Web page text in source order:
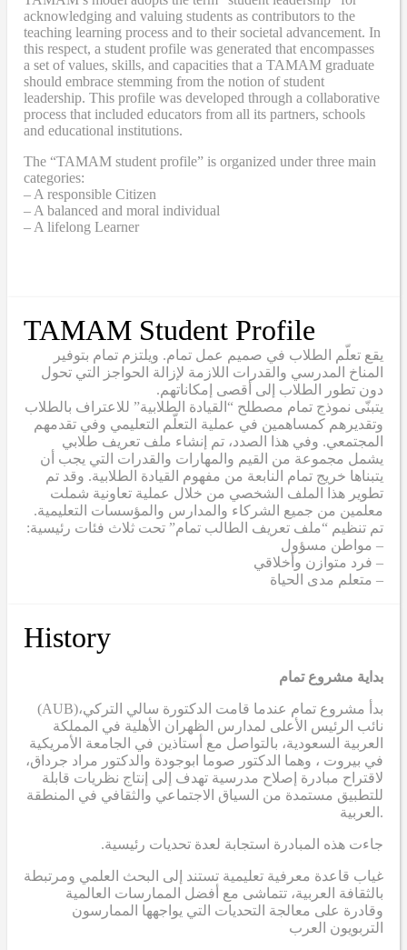
acknowledging and valuing students as contributors to the
teaching learning process and to their societal advancement. In
this respect, a student profile was generated that encompasses
a set of values, skills, and capacities that a TAMAM graduate
should embrace stemming from the notion of student
leadership. This profile was developed through a collaborative
process that included educators from all its partners, schools
and educational institutions.
The “TAMAM student profile” is organized under three main
categories:
– A responsible Citizen
– A balanced and moral individual
– A lifelong Learner
TAMAM Student Profile
يقع تعلّم الطلاب في صميم عمل تمام. ويلتزم تمام بتوفير
المناخ المدرسي والقدرات اللازمة لإزالة الحواجز التي تحول
دون تطور الطلاب إلى أقصى إمكاناتهم.
يتبنّى نموذج تمام مصطلح “القيادة الطلابية” للاعتراف بالطلاب
وتقديرهم كمساهمين في عملية التعلّم التعليمي وفي تقدمهم
المجتمعي. وفي هذا الصدد، تم إنشاء ملف تعريف طلابي
يشمل مجموعة من القيم والمهارات والقدرات التي يجب أن
يتبناها خريج تمام النابعة من مفهوم القيادة الطلابية. وقد تم
تطوير هذا الملف الشخصي من خلال عملية تعاونية شملت
معلمين من جميع الشركاء والمدارس والمؤسسات التعليمية.
تم تنظيم “ملف تعريف الطالب تمام” تحت ثلاث فئات رئيسية:
– مواطن مسؤول
– فرد متوازن وأخلاقي
– متعلم مدى الحياة
History
بداية مشروع تمام
(AUB)بدأ مشروع تمام عندما قامت الدكتورة سالي التركي،
نائب الرئيس الأعلى لمدارس الظهران الأهلية في المملكة
العربية السعودية، بالتواصل مع أستاذين في الجامعة الأمريكية
في بيروت ، وهما الدكتور صوما ابوجودة والدكتور مراد جرداق،
لاقتراح مبادرة إصلاح مدرسية تهدف إلى إنتاج نظريات قابلة
للتطبيق مستمدة من السياق الاجتماعي والثقافي في المنطقة
العربية.
.جاءت هذه المبادرة استجابة لعدة تحديات رئيسية
غياب قاعدة معرفية تعليمية تستند إلى البحث العلمي ومرتبطة
بالثقافة العربية، تتماشى مع أفضل الممارسات العالمية
وقادرة على معالجة التحديات التي يواجهها الممارسون
التربويون العرب